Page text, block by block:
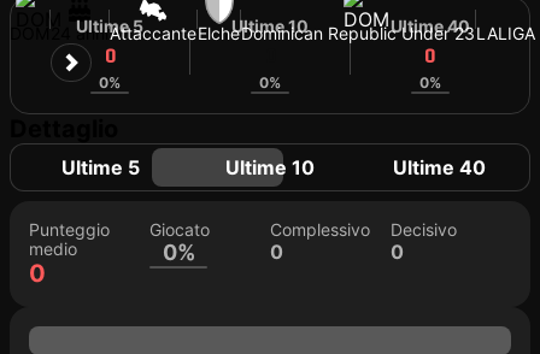
24 anniAttaccanteElcheDominican Republic Under 23LALIGA
Ultime 5
0
0%
Ultime 10
0%
Ultime 40
0
0%
Ultime 5 Ultime 10 Ultime 40
Punteggio
medio
0
Giocato
0%
Complessivo
0
Decisivo
0